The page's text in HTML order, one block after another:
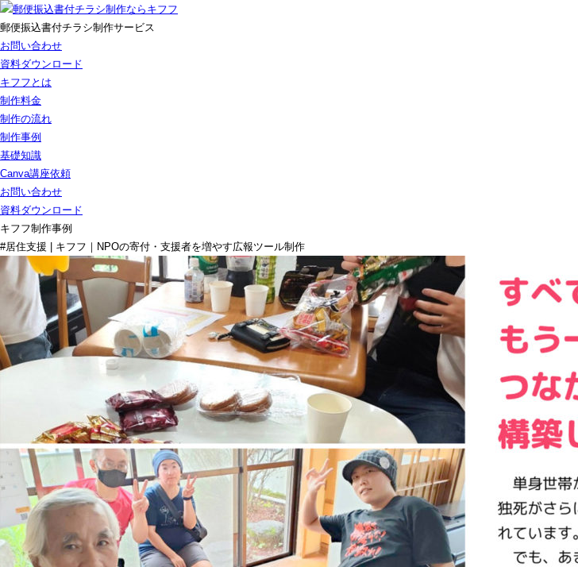
郵便振込書付チラシ制作サービス
お問い合わせ
資料ダウンロード
キフフとは
制作料金
制作の流れ
制作事例
基礎知識
Canva講座依頼
お問い合わせ
資料ダウンロード
キフフ制作事例
#居住支援 | キフフ｜NPOの寄付・支援者を増やす広報ツール制作